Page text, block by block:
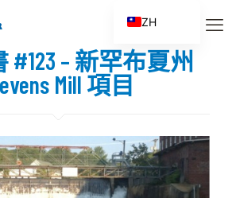
#123 – 新罕布夏州
Mill 項目
ZH
EN
ES